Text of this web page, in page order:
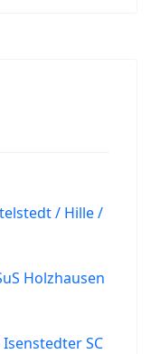
/ Hille /
Holzhausen
SC